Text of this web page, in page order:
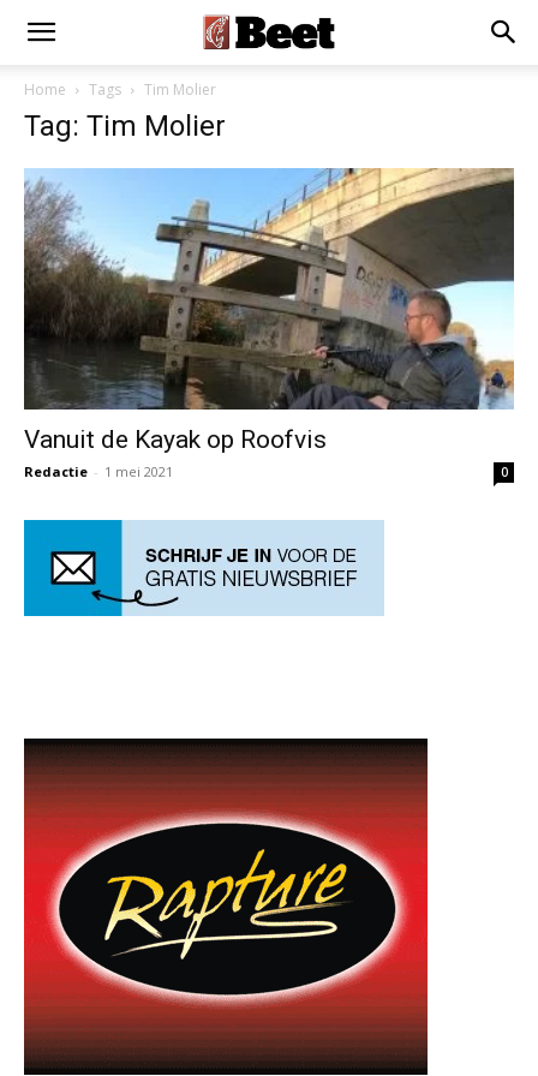
Home Tags Tim Molier
Tag: Tim Molier
Vanuit de Kayak op Roofvis
Redactie - 1 mei 2021 0